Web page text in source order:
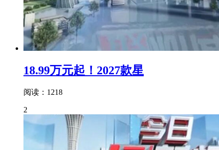
18.99万元起！2027款星
阅读：1218
2